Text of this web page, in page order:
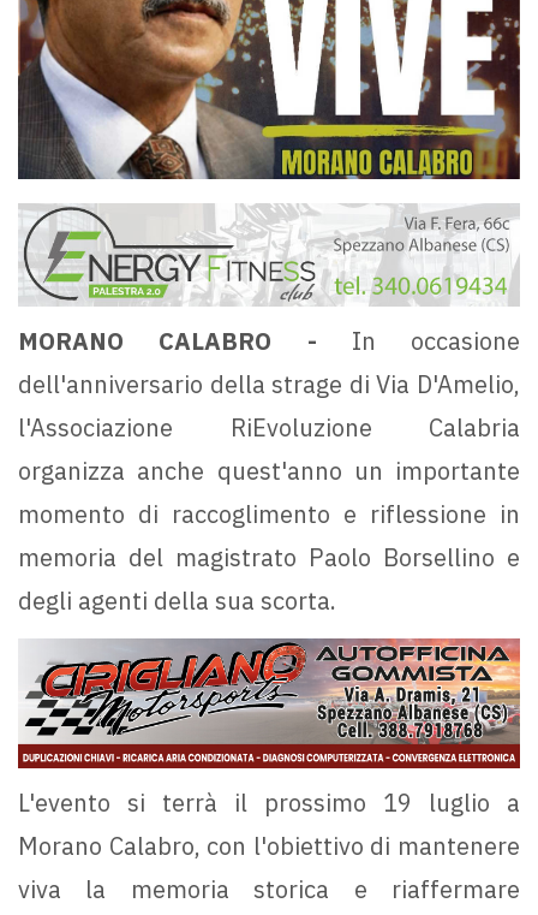
MORANO CALABRO - In occasione
dell'anniversario della strage di Via D'Amelio,
l'Associazione RiEvoluzione Calabria
organizza anche quest'anno un importante
momento di raccoglimento e riflessione in
memoria del magistrato Paolo Borsellino e
degli agenti della sua scorta.
L'evento si terrà il prossimo 19 luglio a
Morano Calabro, con l'obiettivo di mantenere
viva la memoria storica e riaffermare